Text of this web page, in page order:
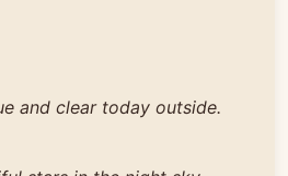
and clear today outside.